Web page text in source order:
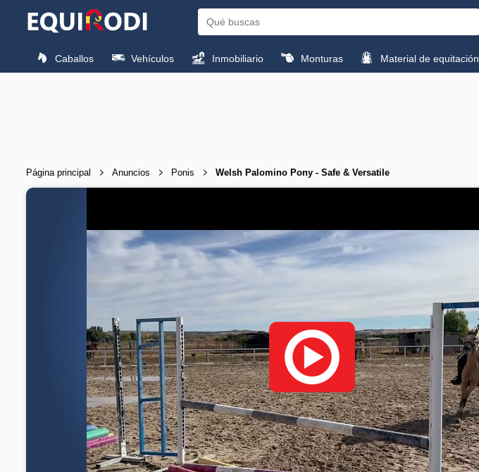
Caballos Vehículos Inmobiliario Monturas Material de equitación
Página principal Anuncios Ponis Welsh Palomino Pony - Safe & Versatile